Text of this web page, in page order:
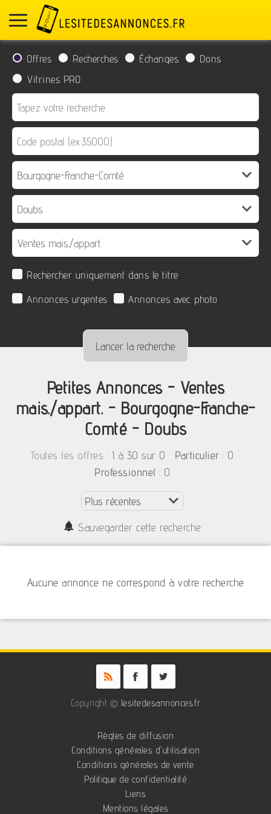
Offres Recherches Échanges
Dons
Vitrines PRO
Rechercher uniquement dans le titre
Annonces urgentes
Annonces avec photo
Petites Annonces - Ventes
mais./appart. - Bourgogne-Franche-
Comté - Doubs
Toutes les offres : 1 à 30 sur 0 Particulier : 0
Professionnel : 0
Sauvegarder cette recherche
Aucune annonce ne correspond à votre recherche
Copyright © lesitedesannonces.fr
Règles de diffusion
Conditions générales d'utilisation
Conditions générales de vente
Politique de confidentialité
Liens
Mentions légales